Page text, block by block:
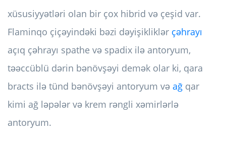
xüsusiyyətləri olan bir çox hibrid və çeşid var.
Flaminqo çiçəyindəki bəzi dəyişikliklər çəhrayı
açıq çəhrayı spathe və spadix ilə antoryum,
təəccüblü dərin bənövşəyi demək olar ki, qara
bracts ilə tünd bənövşəyi antoryum və ağ qar
kimi ağ ləpələr və krem ​​rəngli xəmirlərlə
antoryum.